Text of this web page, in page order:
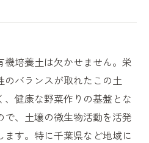
培養土は欠かせません。栄
バランスが取れたこの土
健康な野菜作りの基盤とな
で、土壌の微生物活動を活発
ます。特に千葉県など地域に